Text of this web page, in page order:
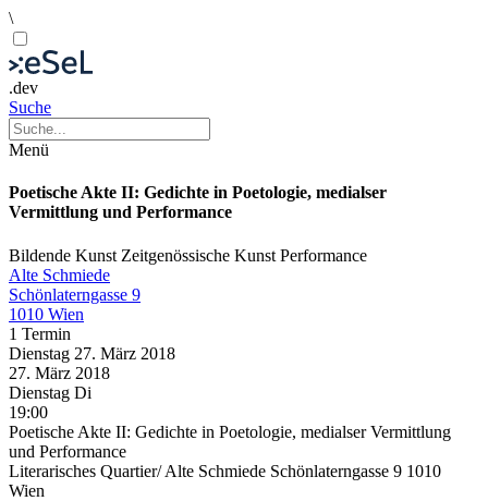
\
.dev
Suche
Menü
Poetische Akte II: Gedichte in Poetologie, medialser
Vermittlung und Performance
Bildende Kunst Zeitgenössische Kunst Performance
Alte Schmiede
Schönlaterngasse 9
1010 Wien
1 Termin
Dienstag 27. März 2018
27. März 2018
Dienstag Di
19:00
Poetische Akte II: Gedichte in Poetologie, medialser Vermittlung
und Performance
Literarisches Quartier/ Alte Schmiede Schönlaterngasse 9 1010
Wien